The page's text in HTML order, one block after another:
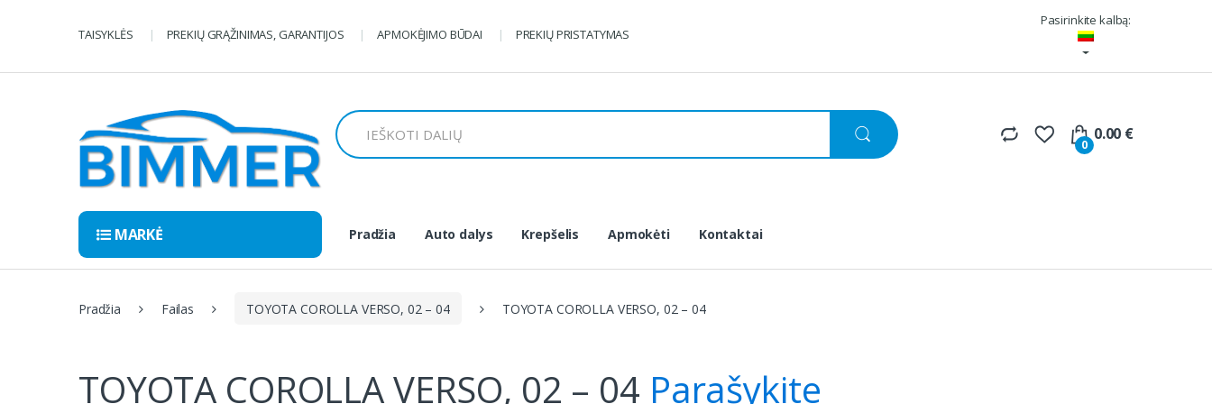
TAISYKLĖS PREKIŲ GRĄŽINIMAS, GARANTIJOS APMOKĖJIMO BŪDAI PREKIŲ PRISTATYMAS
Pasirinkite kalbą:
Ieškoti:
0
0.00 €
MARKĖ Pradžia Auto dalys Krepšelis Apmokėti Kontaktai
Pradžia Failas TOYOTA COROLLA VERSO, 02 – 04 TOYOTA COROLLA VERSO, 02 – 04
TOYOTA COROLLA VERSO, 02 – 04 Parašykite